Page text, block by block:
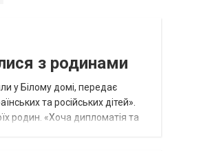
з родинами
у Білому домі, передає
та російських дітей».
родин. «Хоча дипломатія та